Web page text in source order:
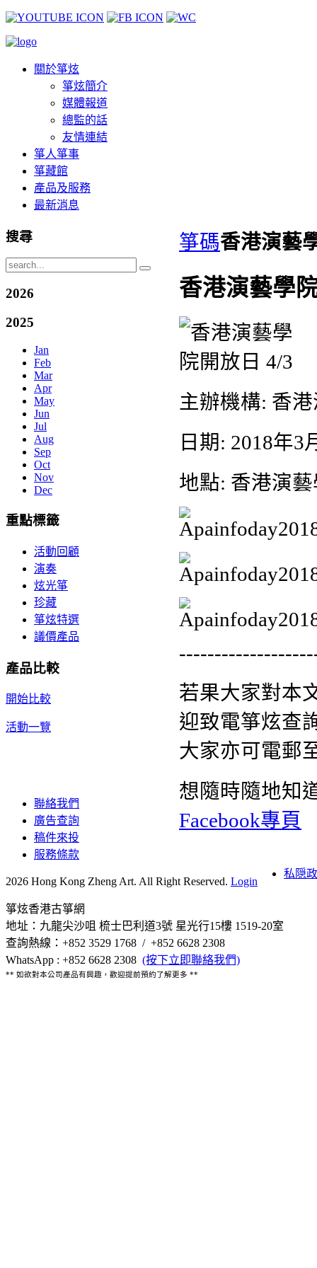
關於箏炫
箏炫簡介
媒體報道
總監的話
友情連結
箏人箏事
箏藏館
產品及服務
最新消息
箏碼香港演藝
香港演藝學
主辦機構: 香
日期: 2018年3
地點: 香港演
若果大家對本
迎致電箏炫查
大家亦可電郵
想隨時隨地知
Facebook專頁
搜尋
2026
2025
Jan
Feb
Mar
Apr
May
Jun
Jul
Aug
Sep
Oct
Nov
Dec
重點標籤
活動回顧
演奏
炫光箏
珍藏
箏炫特選
議價產品
產品比較
開始比較
活動一覽
2026 Hong Kong Zheng Art. All Right Reserved. Login
箏炫香港古箏網
地址：九龍尖沙咀 梳士巴利道3號 星光行15樓 1519-20室
查詢熱線：+852 3529 1768 / +852 6628 2308
WhatsApp : +852 6628 2308 (按下立即聯絡我們)
** 如欲對本公司產品有興趣，歡迎提前預約了解更多 **
聯絡我們
廣告查詢
稿件來投
服務條款
私隠